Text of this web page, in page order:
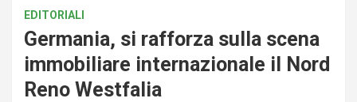
EDITORIALI
Germania, si rafforza sulla scena
immobiliare internazionale il Nord
Reno Westfalia